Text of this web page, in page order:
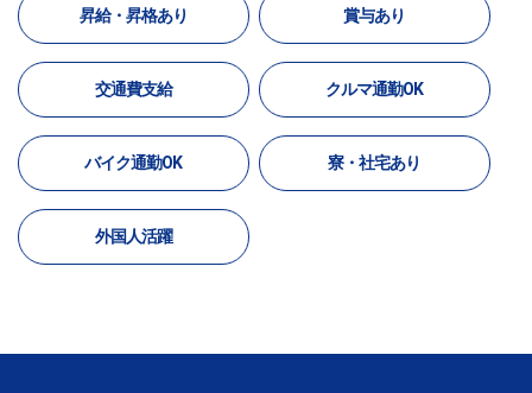
昇給・昇格あり 賞与あり
交通費支給 クルマ通勤OK
バイク通勤OK 寮・社宅あり
外国人活躍